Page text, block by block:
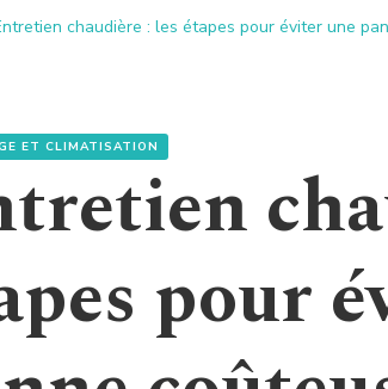
chaudière : les étapes pour éviter une
ET CLIMATISATION
pour